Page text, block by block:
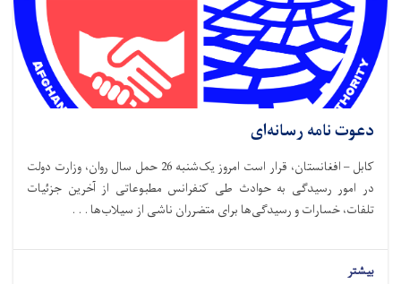
دعوت نامه رسانه‌ای
کابل – افغانستان، قرار است امروز یک‌شنبه 26 حمل سال روان، وزارت دولت
در امور رسیدگی به حوادث طی کنفرانس مطبوعاتی از آخرین جزئیات
تلفات، خسارات و رسیدگی‌ها برای متضرران ناشی از سیلاب‌ها . . .
بیشتر